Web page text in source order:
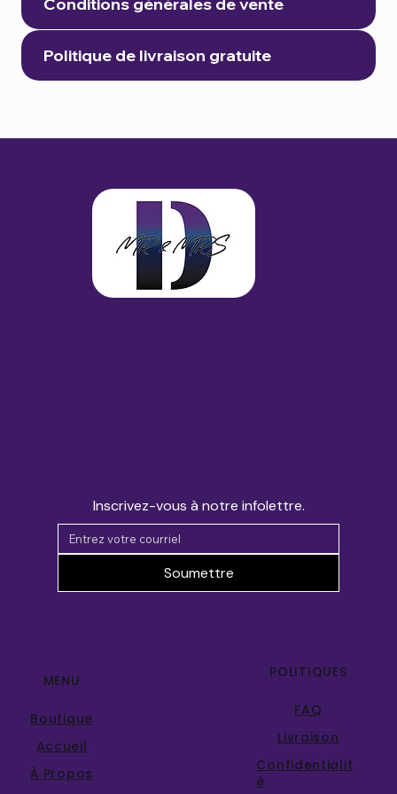
Politique de livraison gratuite
Inscrivez-vous à notre infolettre.
Soumettre
MENU
Boutique
Accueil
À Propos
POLITIQUES
FAQ
Livraison
Confidentialit
é